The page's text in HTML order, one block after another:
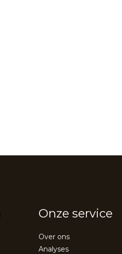
Onze service
Over ons
Analyses